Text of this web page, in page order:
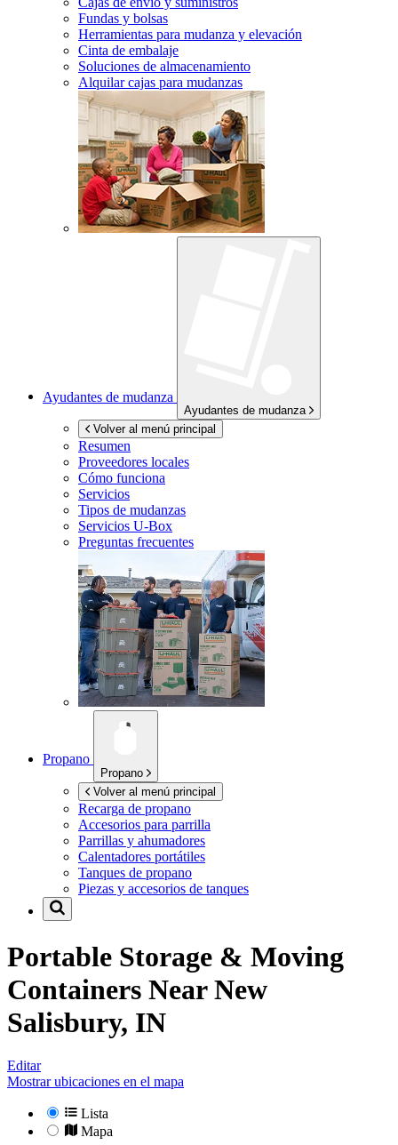
Fundas y bolsas
Herramientas para mudanza y elevación
Cinta de embalaje
Soluciones de almacenamiento
Alquilar cajas para mudanzas
Ayudantes de mudanza
Ayudantes de mudanza
Volver al menú principal
Resumen
Proveedores locales
Cómo funciona
Servicios
Tipos de mudanzas
Servicios U-Box
Preguntas frecuentes
Propano
Propano
Volver al menú principal
Recarga de propano
Accesorios para parrilla
Parrillas y ahumadores
Calentadores portátiles
Tanques de propano
Piezas y accesorios de tanques
Portable Storage & Moving
Containers NearNew
Salisbury, IN
Editar
Mostrar ubicaciones en el mapa
Lista
Mapa